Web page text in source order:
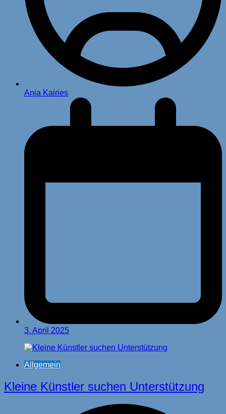
Anja Kairies
3. April 2025
Allgemein
Kleine Künstler suchen Unterstützung